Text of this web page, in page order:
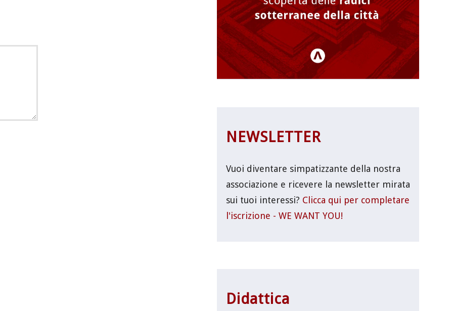
NEWSLETTER
Vuoi diventare simpatizzante della nostra
associazione e ricevere la newsletter mirata
sui tuoi interessi? Clicca qui per completare
l'iscrizione - WE WANT YOU!
Didattica